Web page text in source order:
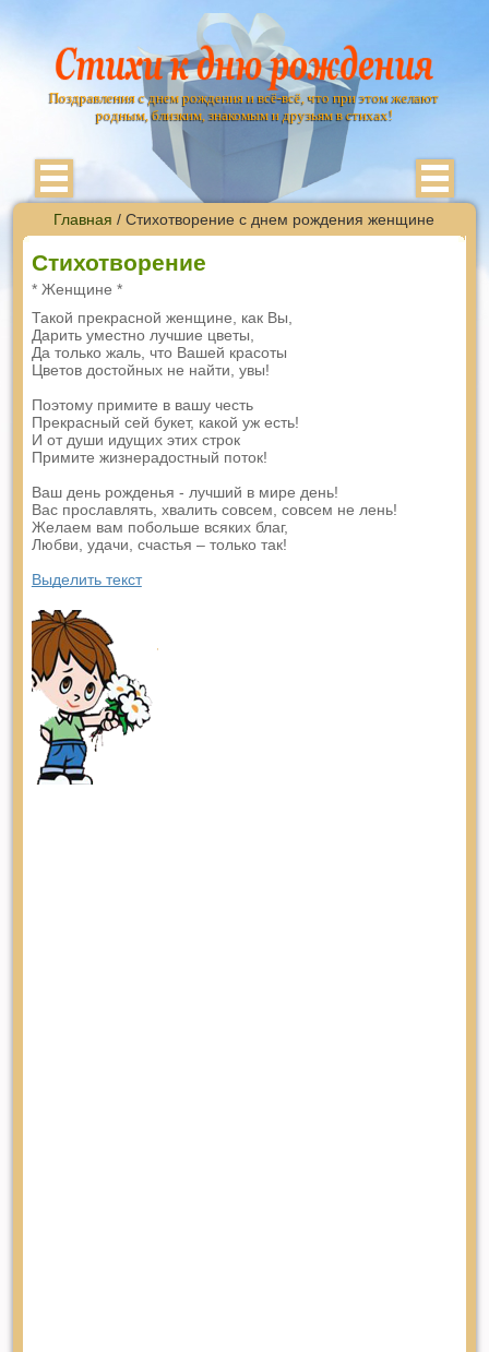
Поздравления с днем рождения и всё-всё, что при этом желают
родным, близким, знакомым и друзьям в стихах!
Главная / Стихотворение с днем рождения женщине
Стихотворение
* Женщине *
Такой прекрасной женщине, как Вы,
Дарить уместно лучшие цветы,
Да только жаль, что Вашей красоты
Цветов достойных не найти, увы!
Поэтому примите в вашу честь
Прекрасный сей букет, какой уж есть!
И от души идущих этих строк
Примите жизнерадостный поток!
Ваш день рожденья - лучший в мире день!
Вас прославлять, хвалить совсем, совсем не лень!
Желаем вам побольше всяких благ,
Любви, удачи, счастья – только так!
Выделить текст